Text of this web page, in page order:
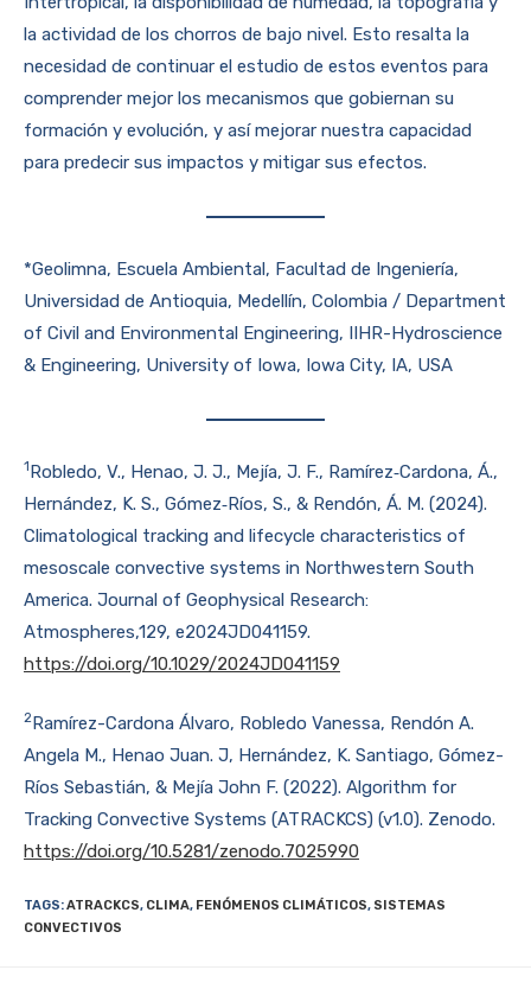
la actividad de los chorros de bajo nivel. Esto resalta la
necesidad de continuar el estudio de estos eventos para
comprender mejor los mecanismos que gobiernan su
formación y evolución, y así mejorar nuestra capacidad
para predecir sus impactos y mitigar sus efectos.
*Geolimna, Escuela Ambiental, Facultad de Ingeniería,
Universidad de Antioquia, Medellín, Colombia / Department
of Civil and Environmental Engineering, IIHR-Hydroscience
& Engineering, University of Iowa, Iowa City, IA, USA
1Robledo, V., Henao, J. J., Mejía, J. F., Ramírez‐Cardona, Á.,
Hernández, K. S., Gómez‐Ríos, S., & Rendón, Á. M. (2024).
Climatological tracking and lifecycle characteristics of
mesoscale convective systems in Northwestern South
America. Journal of Geophysical Research:
Atmospheres,129, e2024JD041159.
https://doi.org/10.1029/2024JD041159
2Ramírez-Cardona Álvaro, Robledo Vanessa, Rendón A.
Angela M., Henao Juan. J, Hernández, K. Santiago, Gómez-
Ríos Sebastián, & Mejía John F. (2022). Algorithm for
Tracking Convective Systems (ATRACKCS) (v1.0). Zenodo.
https://doi.org/10.5281/zenodo.7025990
TAGS:ATRACKCS, CLIMA, FENÓMENOS CLIMÁTICOS, SISTEMAS
CONVECTIVOS